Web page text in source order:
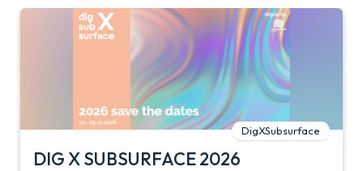
DigXSubsurface
DIG X SUBSURFACE 2026